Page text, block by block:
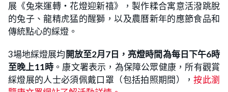
展《兔來運轉‧花燈迎新禧》，製作糅合寓意活潑跳脫
的兔子、龍精虎猛的醒獅，以及農曆新年的應節食品和
傳統點心的綵燈。
3場地綵燈展均 開放至2月7日，亮燈時間為每日下午6時
至晚上11時 。康文署表示，為保障公眾健康，所有觀賞
綵燈展的人士必須佩戴口罩（包括拍照期間），按此瀏